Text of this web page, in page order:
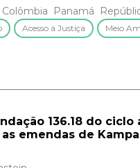
Colômbia Panamá
Acesso à Justiça Meio
136.18 do
emendas de